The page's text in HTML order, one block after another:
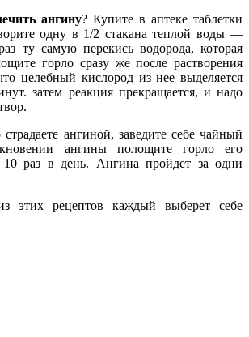
ангину? Купите в аптеке таблетки
одну в 1/2 стакана теплой воды —
ту самую перекись водорода, которая
горло сразу же после растворения
целебный кислород из нее выделяется
затем реакция прекращается, и надо
ангиной, заведите себе чайный
ангины полощите горло его
раз в день. Ангина пройдет за одни
рецептов каждый выберет себе